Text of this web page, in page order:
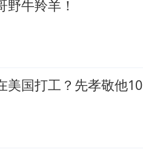
牛羚羊！
美国打工？先孝敬他10